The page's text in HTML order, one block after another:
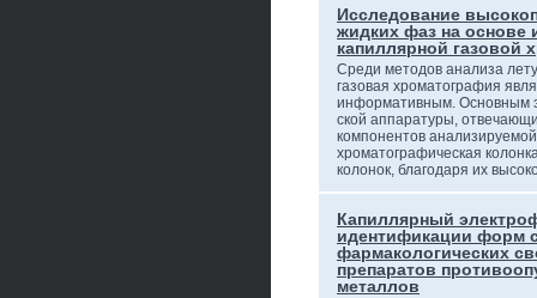
Исследование
жидких фаз на основе
капиллярной газовой
Среди методов анализа
газовая хроматография
информативным. Основным
ской аппаратуры,
компонентов
хроматографическая
колонок, благодаря их
Капиллярный
идентификации форм
фармакологических
препаратов
металлов